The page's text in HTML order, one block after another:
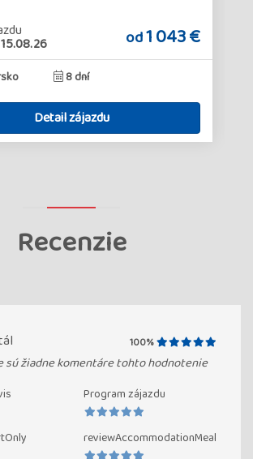
15.08.26 od1 043 €
8 dní
Detail zájazdu
Recenzie
100%
sú žiadne komentáre tohto hodnotenie
Program zájazdu
reviewAccommodationMeal